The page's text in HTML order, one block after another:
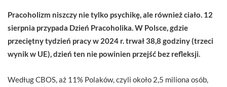
Pracoholizm niszczy nie tylko psychikę, ale również ciało. 12
sierpnia przypada Dzień Pracoholika. W Polsce, gdzie
przeciętny tydzień pracy w 2024 r. trwał 38,8 godziny (trzeci
wynik w UE), dzień ten nie powinien przejść bez refleksji.
Według CBOS, aż 11% Polaków, czyli około 2,5 miliona osób,